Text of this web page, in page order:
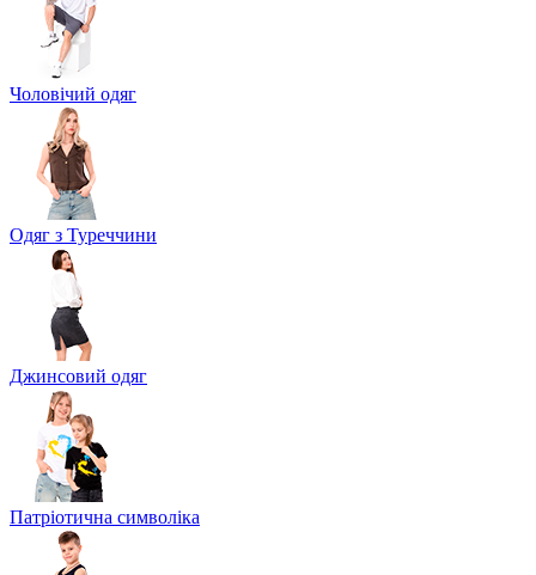
Чоловічий одяг
Одяг з Туреччини
Джинсовий одяг
Патріотична символіка